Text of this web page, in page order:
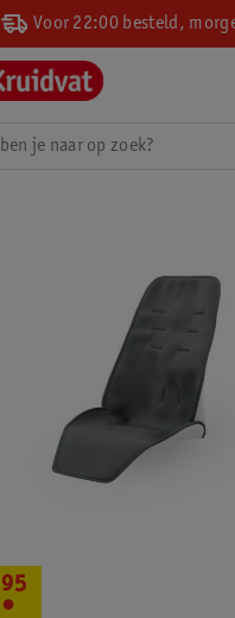
Voor 22:00 besteld,
.
95